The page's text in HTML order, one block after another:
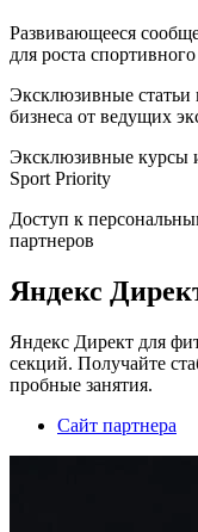
Развивающееся
для роста
Эксклюзивные статьи
бизнеса от ведущих
Эксклюзивные курсы
Sport Priority
Доступ к
партнеров
Яндекс
Яндекс Директ для
секций. Получайте
пробные занятия.
Сайт партнера